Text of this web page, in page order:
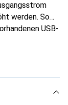
werden. So
USB-
Buchse am
erforderlich.